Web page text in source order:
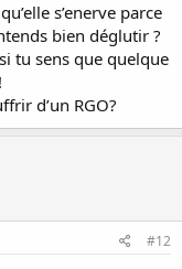
s’enerve parce
bien déglutir ?
tu sens que quelque
d’un RGO?
#12